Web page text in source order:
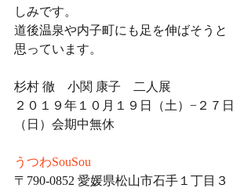
しみです。
道後温泉や内子町にも足を伸ばそうと
思っています。
杉村 徹　小関 康子　二人展
２０１９年１０月１９日（土）−２７日
（日）会期中無休
うつわSouSou
〒790-0852 愛媛県松山市石手１丁目３